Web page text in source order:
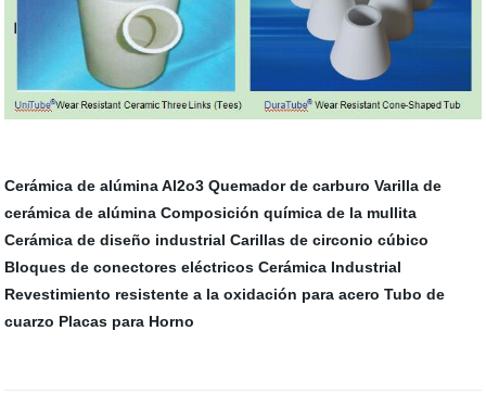
Cerámica de alúmina Al2o3 Quemador de carburo Varilla de
cerámica de alúmina Composición química de la mullita
Cerámica de diseño industrial Carillas de circonio cúbico
Bloques de conectores eléctricos Cerámica Industrial
Revestimiento resistente a la oxidación para acero Tubo de
cuarzo Placas para Horno